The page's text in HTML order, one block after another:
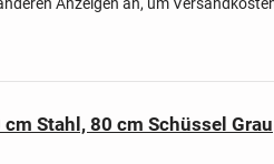
Anzeigen an, um
Stahl, 80 cm Schüssel Grau